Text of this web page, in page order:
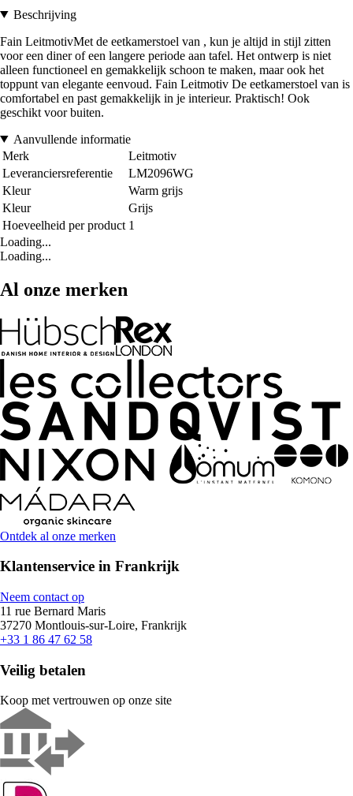
Beschrijving
Fain LeitmotivMet de eetkamerstoel van , kun je altijd in stijl zitten
voor een diner of een langere periode aan tafel. Het ontwerp is niet
alleen functioneel en gemakkelijk schoon te maken, maar ook het
toppunt van elegante eenvoud. Fain Leitmotiv De eetkamerstoel van is
comfortabel en past gemakkelijk in je interieur. Praktisch! Ook
geschikt voor buiten.
Aanvullende informatie
Merk
Leitmotiv
Leveranciersreferentie
LM2096WG
Kleur
Warm grijs
Kleur
Grijs
Hoeveelheid per product 1
Loading...
Loading...
Al onze merken
Ontdek al onze merken
Klantenservice in Frankrijk
Neem contact op
11 rue Bernard Maris
37270 Montlouis-sur-Loire, Frankrijk
+33 1 86 47 62 58
Veilig betalen
Koop met vertrouwen op onze site